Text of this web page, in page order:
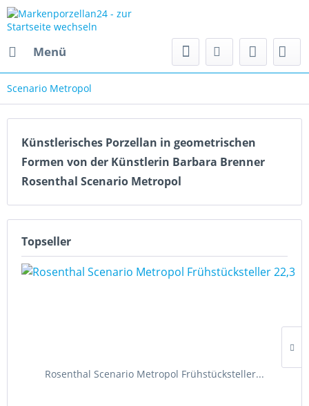
Menü
Scenario Metropol
Künstlerisches Porzellan in geometrischen
Formen von der Künstlerin Barbara Brenner
Rosenthal Scenario Metropol
Topseller
Rosenthal Scenario Metropol Frühstücksteller...